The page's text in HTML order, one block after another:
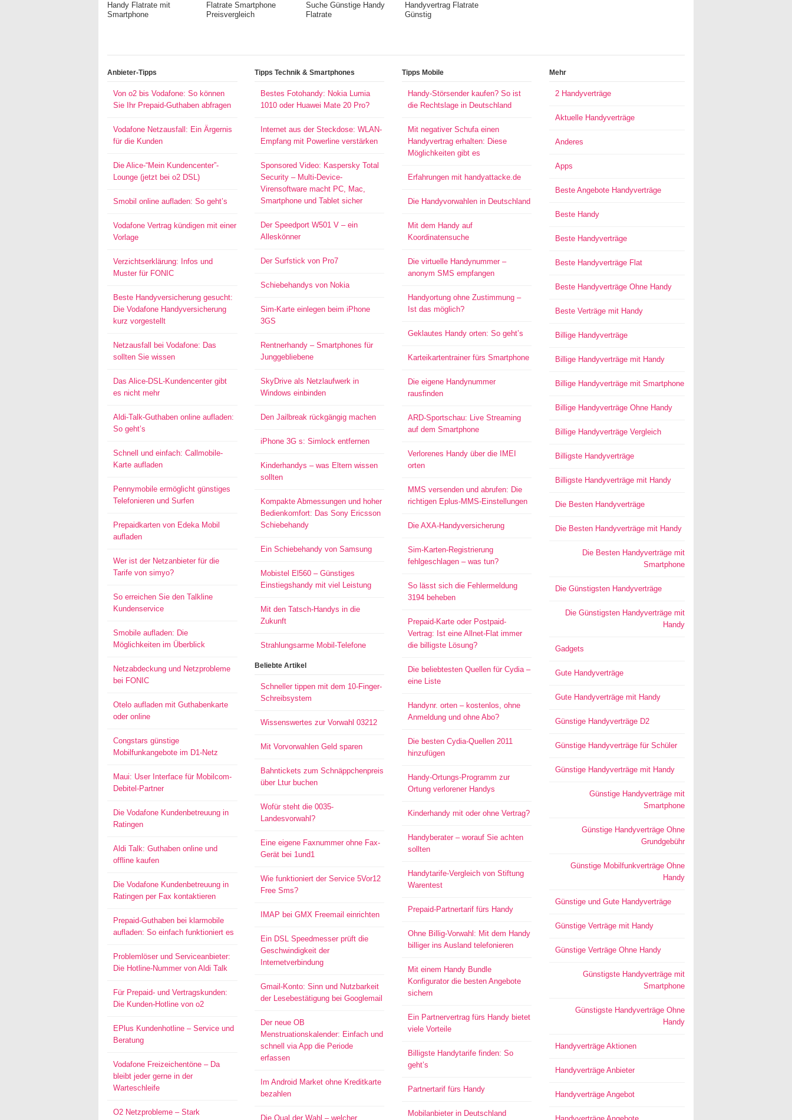
Handy Flatrate mit
Smartphone
Flatrate Smartphone
Preisvergleich
Suche Günstige Handy
Flatrate
Handyvertrag Flatrate
Günstig
Anbieter-Tipps
Von o2 bis Vodafone: So können
Sie Ihr Prepaid-Guthaben abfragen
Vodafone Netzausfall: Ein Ärgernis
für die Kunden
Die Alice-“Mein Kundencenter”-
Lounge (jetzt bei o2 DSL)
Smobil online aufladen: So geht’s
Vodafone Vertrag kündigen mit einer
Vorlage
Verzichtserklärung: Infos und
Muster für FONIC
Beste Handyversicherung gesucht:
Die Vodafone Handyversicherung
kurz vorgestellt
Netzausfall bei Vodafone: Das
sollten Sie wissen
Das Alice-DSL-Kundencenter gibt
es nicht mehr
Aldi-Talk-Guthaben online aufladen:
So geht’s
Schnell und einfach: Callmobile-
Karte aufladen
Pennymobile ermöglicht günstiges
Telefonieren und Surfen
Prepaidkarten von Edeka Mobil
aufladen
Wer ist der Netzanbieter für die
Tarife von simyo?
So erreichen Sie den Talkline
Kundenservice
Smobile aufladen: Die
Möglichkeiten im Überblick
Netzabdeckung und Netzprobleme
bei FONIC
Otelo aufladen mit Guthabenkarte
oder online
Congstars günstige
Mobilfunkangebote im D1-Netz
Maui: User Interface für Mobilcom-
Debitel-Partner
Die Vodafone Kundenbetreuung in
Ratingen
Aldi Talk: Guthaben online und
offline kaufen
Die Vodafone Kundenbetreuung in
Ratingen per Fax kontaktieren
Prepaid-Guthaben bei klarmobile
aufladen: So einfach funktioniert es
Problemlöser und Serviceanbieter:
Die Hotline-Nummer von Aldi Talk
Für Prepaid- und Vertragskunden:
Die Kunden-Hotline von o2
EPlus Kundenhotline – Service und
Beratung
Vodafone Freizeichentöne – Da
bleibt jeder gerne in der
Warteschleife
O2 Netzprobleme – Stark
Tipps Technik & Smartphones
Bestes Fotohandy: Nokia Lumia
1010 oder Huawei Mate 20 Pro?
Internet aus der Steckdose: WLAN-
Empfang mit Powerline verstärken
Sponsored Video: Kaspersky Total
Security – Multi-Device-
Virensoftware macht PC, Mac,
Smartphone und Tablet sicher
Der Speedport W501 V – ein
Alleskönner
Der Surfstick von Pro7
Schiebehandys von Nokia
Sim-Karte einlegen beim iPhone
3GS
Rentnerhandy – Smartphones für
Junggebliebene
SkyDrive als Netzlaufwerk in
Windows einbinden
Den Jailbreak rückgängig machen
iPhone 3G s: Simlock entfernen
Kinderhandys – was Eltern wissen
sollten
Kompakte Abmessungen und hoher
Bedienkomfort: Das Sony Ericsson
Schiebehandy
Ein Schiebehandy von Samsung
Mobistel El560 – Günstiges
Einstiegshandy mit viel Leistung
Mit den Tatsch-Handys in die
Zukunft
Strahlungsarme Mobil-Telefone
Beliebte Artikel
Schneller tippen mit dem 10-Finger-
Schreibsystem
Wissenswertes zur Vorwahl 03212
Mit Vorvorwahlen Geld sparen
Bahntickets zum Schnäppchenpreis
über Ltur buchen
Wofür steht die 0035-
Landesvorwahl?
Eine eigene Faxnummer ohne Fax-
Gerät bei 1und1
Wie funktioniert der Service 5Vor12
Free Sms?
IMAP bei GMX Freemail einrichten
Ein DSL Speedmesser prüft die
Geschwindigkeit der
Internetverbindung
Gmail-Konto: Sinn und Nutzbarkeit
der Lesebestätigung bei Googlemail
Der neue OB
Menstruationskalender: Einfach und
schnell via App die Periode
erfassen
Im Android Market ohne Kreditkarte
bezahlen
Die Qual der Wahl – welcher
Tipps Mobile
Handy-Störsender kaufen? So ist
die Rechtslage in Deutschland
Mit negativer Schufa einen
Handyvertrag erhalten: Diese
Möglichkeiten gibt es
Erfahrungen mit handyattacke.de
Die Handyvorwahlen in Deutschland
Mit dem Handy auf
Koordinatensuche
Die virtuelle Handynummer –
anonym SMS empfangen
Handyortung ohne Zustimmung –
Ist das möglich?
Geklautes Handy orten: So geht’s
Karteikartentrainer fürs Smartphone
Die eigene Handynummer
rausfinden
ARD-Sportschau: Live Streaming
auf dem Smartphone
Verlorenes Handy über die IMEI
orten
MMS versenden und abrufen: Die
richtigen Eplus-MMS-Einstellungen
Die AXA-Handyversicherung
Sim-Karten-Registrierung
fehlgeschlagen – was tun?
So lässt sich die Fehlermeldung
3194 beheben
Prepaid-Karte oder Postpaid-
Vertrag: Ist eine Allnet-Flat immer
die billigste Lösung?
Die beliebtesten Quellen für Cydia –
eine Liste
Handynr. orten – kostenlos, ohne
Anmeldung und ohne Abo?
Die besten Cydia-Quellen 2011
hinzufügen
Handy-Ortungs-Programm zur
Ortung verlorener Handys
Kinderhandy mit oder ohne Vertrag?
Handyberater – worauf Sie achten
sollten
Handytarife-Vergleich von Stiftung
Warentest
Prepaid-Partnertarif fürs Handy
Ohne Billig-Vorwahl: Mit dem Handy
billiger ins Ausland telefonieren
Mit einem Handy Bundle
Konfigurator die besten Angebote
sichern
Ein Partnervertrag fürs Handy bietet
viele Vorteile
Billigste Handytarife finden: So
geht’s
Partnertarif fürs Handy
Mobilanbieter in Deutschland
Mehr
2 Handyverträge
Aktuelle Handyverträge
Anderes
Apps
Beste Angebote Handyverträge
Beste Handy
Beste Handyverträge
Beste Handyverträge Flat
Beste Handyverträge Ohne Handy
Beste Verträge mit Handy
Billige Handyverträge
Billige Handyverträge mit Handy
Billige Handyverträge mit Smartphone
Billige Handyverträge Ohne Handy
Billige Handyverträge Vergleich
Billigste Handyverträge
Billigste Handyverträge mit Handy
Die Besten Handyverträge
Die Besten Handyverträge mit Handy
Die Besten Handyverträge mit
Smartphone
Die Günstigsten Handyverträge
Die Günstigsten Handyverträge mit
Handy
Gadgets
Gute Handyverträge
Gute Handyverträge mit Handy
Günstige Handyverträge D2
Günstige Handyverträge für Schüler
Günstige Handyverträge mit Handy
Günstige Handyverträge mit
Smartphone
Günstige Handyverträge Ohne
Grundgebühr
Günstige Mobilfunkverträge Ohne
Handy
Günstige und Gute Handyverträge
Günstige Verträge mit Handy
Günstige Verträge Ohne Handy
Günstigste Handyverträge mit
Smartphone
Günstigste Handyverträge Ohne
Handy
Handyverträge Aktionen
Handyverträge Anbieter
Handyverträge Angebot